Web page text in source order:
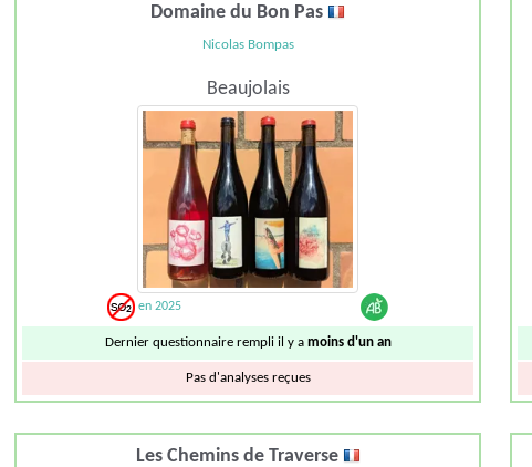
Domaine du Bon Pas
Nicolas Bompas
Beaujolais
en 2025
Dernier questionnaire rempli il y a moins d'un an
Pas d'analyses reçues
Les Chemins de Traverse